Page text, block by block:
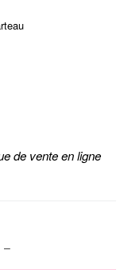
de vente en ligne
–